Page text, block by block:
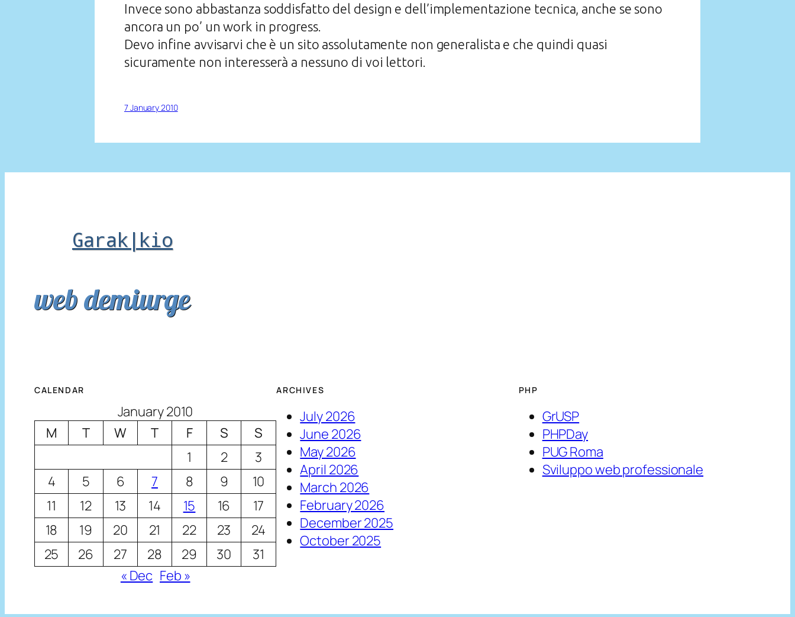
Invece sono abbastanza soddisfatto del design e dell’implementazione tecnica, anche se sono
ancora un po’ un work in progress.
Devo infine avvisarvi che è un sito assolutamente non generalista e che quindi quasi
sicuramente non interesserà a nessuno di voi lettori.
7 January 2010
Garak|kio
web demiurge
CALENDAR
January 2010
M
T W T F S
S
1
2
3
4
5 6 7 8 9
10
11
12 13 14 15 16
17
18
19 20 21 22 23
24
25
26 27 28 29 30
31
« Dec Feb »
ARCHIVES
July 2026
June 2026
May 2026
April 2026
March 2026
February 2026
December 2025
October 2025
PHP
GrUSP
PHPDay
PUG Roma
Sviluppo web professionale